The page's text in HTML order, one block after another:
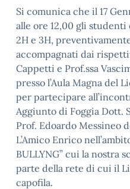
Si comunica che il 17
alle ore 12,00 gli studenti
2H e 3H,
accompagnati dai
Cappetti e Prof.ssa
presso l’Aula Magna del
per partecipare
Aggiunto di Foggia Dott.
Prof. Edoardo Messineo
L’Amico Enrico
BULLYNG” cui la nostra
parte della rete di cui il
capofila.